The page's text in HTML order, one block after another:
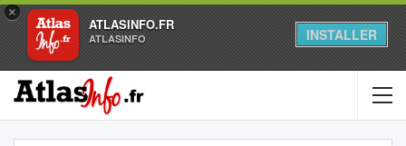
×
ATLASINFO.FR
ATLASINFO INSTALLER